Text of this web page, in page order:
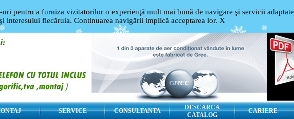
uri pentru a furniza vizitatorilor o experienţă mult mai bună de navigare şi servicii adaptate
interesului fiecăruia. Continuarea navigării implică acceptarea lor. X
SERVICE CONSULTANTA
DESCARCA
CATALOG
CARIERE